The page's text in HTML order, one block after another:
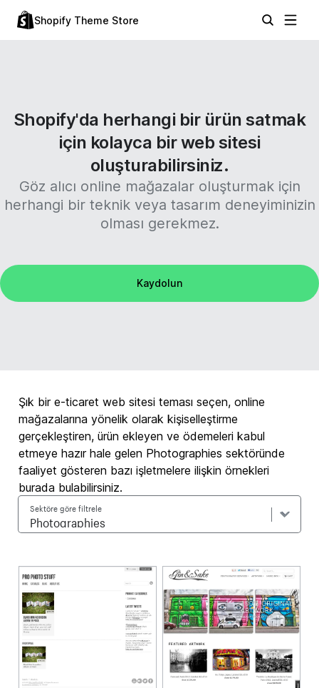
Shopify Theme Store
Shopify'da herhangi bir ürün satmak
için kolayca bir web sitesi
oluşturabilirsiniz.
Göz alıcı online mağazalar oluşturmak için
herhangi bir teknik veya tasarım deneyiminizin
olması gerekmez.
Kaydolun
Şık bir e-ticaret web sitesi teması seçen, online
mağazalarına yönelik olarak kişiselleştirme
gerçekleştiren, ürün ekleyen ve ödemeleri kabul
etmeye hazır hale gelen Photographies sektöründe
faaliyet gösteren bazı işletmelere ilişkin örnekleri
burada bulabilirsiniz.
Sektöre göre filtrele